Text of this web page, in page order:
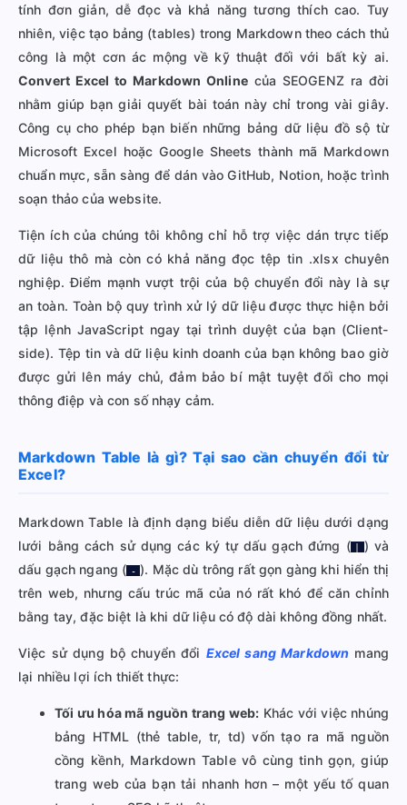
tính đơn giản, dễ đọc và khả năng tương thích cao. Tuy
nhiên, việc tạo bảng (tables) trong Markdown theo cách thủ
công là một cơn ác mộng về kỹ thuật đối với bất kỳ ai.
Convert Excel to Markdown Onlinecủa SEOGENZ ra đời
nhằm giúp bạn giải quyết bài toán này chỉ trong vài giây.
Công cụ cho phép bạn biến những bảng dữ liệu đồ sộ từ
Microsoft Excel hoặc Google Sheets thành mã Markdown
chuẩn mực, sẵn sàng để dán vào GitHub, Notion, hoặc trình
soạn thảo của website.
Tiện ích của chúng tôi không chỉ hỗ trợ việc dán trực tiếp
dữ liệu thô mà còn có khả năng đọc tệp tin .xlsx chuyên
nghiệp. Điểm mạnh vượt trội của bộ chuyển đổi này là sự
an toàn. Toàn bộ quy trình xử lý dữ liệu được thực hiện bởi
tập lệnh JavaScript ngay tại trình duyệt của bạn (Client-
side). Tệp tin và dữ liệu kinh doanh của bạn không bao giờ
được gửi lên máy chủ, đảm bảo bí mật tuyệt đối cho mọi
thông điệp và con số nhạy cảm.
Markdown Table là gì? Tại sao cần chuyển đổi từ
Excel?
Markdown Table là định dạng biểu diễn dữ liệu dưới dạng
lưới bằng cách sử dụng các ký tự dấu gạch đứng (
) và
dấu gạch ngang ( - ). Mặc dù trông rất gọn gàng khi hiển thị
trên web, nhưng cấu trúc mã của nó rất khó để căn chỉnh
bằng tay, đặc biệt là khi dữ liệu có độ dài không đồng nhất.
Việc sử dụng bộ chuyển đổi Excel sang Markdown mang
lại nhiều lợi ích thiết thực:
Tối ưu hóa mã nguồn trang web: Khác với việc nhúng
bảng HTML (thẻ table, tr, td) vốn tạo ra mã nguồn
cồng kềnh, Markdown Table vô cùng tinh gọn, giúp
trang web của bạn tải nhanh hơn – một yếu tố quan